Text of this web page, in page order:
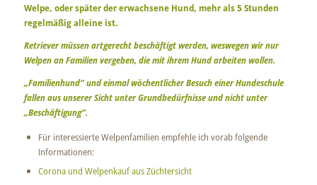
Welpe, oder später der erwachsene Hund, mehr als 5 Stunden
regelmäßig alleine ist.
Retriever müssen artgerecht beschäftigt werden, weswegen wir nur
Welpen an Familien vergeben, die mit ihrem Hund arbeiten wollen.
„Familienhund“ und einmal wöchentlicher Besuch einer Hundeschule
fallen aus unserer Sicht unter Grundbedürfnisse und nicht unter
„Beschäftigung“.
Für interessierte Welpenfamilien empfehle ich vorab folgende
Informationen:
Corona und Welpenkauf aus Züchtersicht